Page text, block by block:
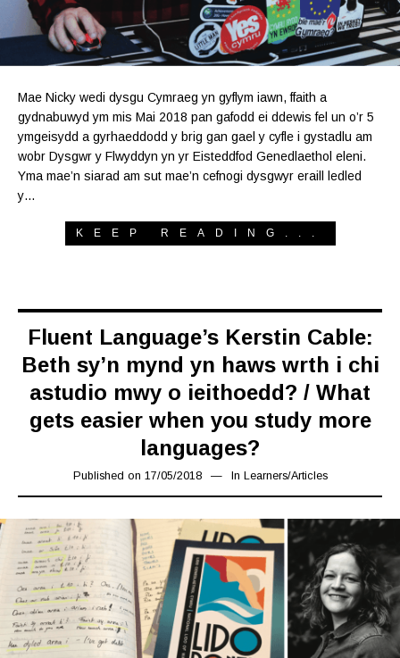
Mae Nicky wedi dysgu Cymraeg yn gyflym iawn, ffaith a
gydnabuwyd ym mis Mai 2018 pan gafodd ei ddewis fel un o’r 5
ymgeisydd a gyrhaeddodd y brig gan gael y cyfle i gystadlu am
wobr Dysgwr y Flwyddyn yn yr Eisteddfod Genedlaethol eleni.
Yma mae’n siarad am sut mae’n cefnogi dysgwyr eraill ledled
y…
KEEP READING...
Fluent Language’s Kerstin Cable:
Beth sy’n mynd yn haws wrth i chi
astudio mwy o ieithoedd? / What
gets easier when you study more
languages?
Published on 17/05/201817/03/2019
In Learners/Articles